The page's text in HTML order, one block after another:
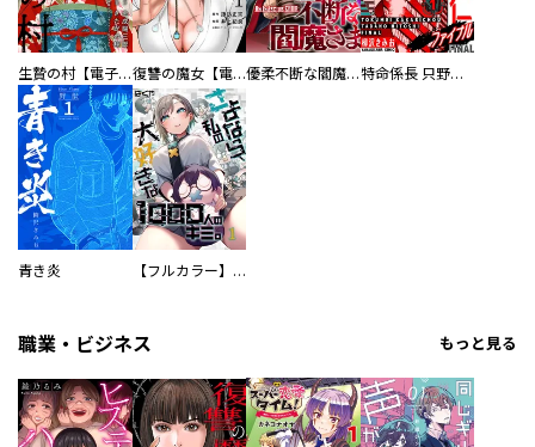
生贄の村【電子単行本版】 復讐の魔女【電子単行本版】 優柔不断な閻魔さま 特命係長 只野仁ファイナル 愛蔵版
青き炎 【フルカラー】さよなら、私の大好きな１０００人のキミ。
職業・ビジネス もっと見る